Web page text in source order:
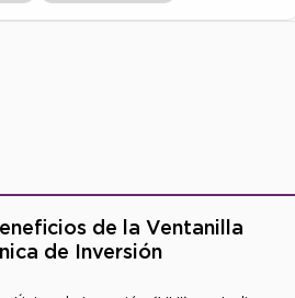
de la Ventanilla
de Inversión